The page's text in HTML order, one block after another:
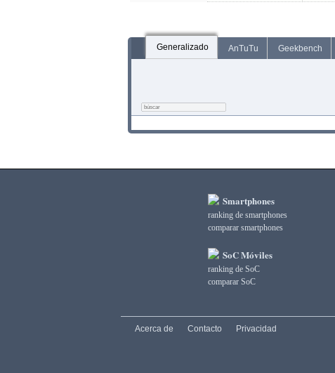
Generalizado AnTuTu Geekbench
Smartphones
ranking de smartphones
comparar smartphones
SoC Móviles
ranking de SoC
comparar SoC
Acerca de Contacto Privacidad